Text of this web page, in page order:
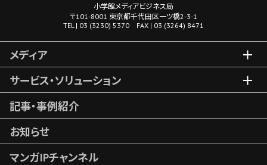
小学館メディアビジネス局
〒101-8001 東京都千代田区一ツ橋2-3-1
TEL | 03 (3230) 5370 FAX | 03 (3264) 8471
メディア
サービス・ソリューション
記事・事例紹介
お知らせ
マンガIPチャンネル